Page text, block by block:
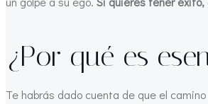
¿Por qué es
Te habrás dado cuenta de que el